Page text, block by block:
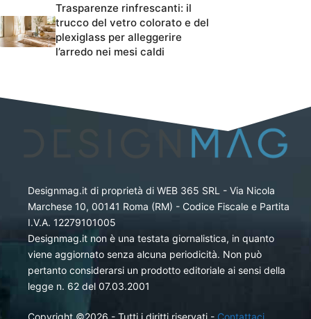
Trasparenze rinfrescanti: il
trucco del vetro colorato e del
plexiglass per alleggerire
l’arredo nei mesi caldi
Designmag.it di proprietà di WEB 365 SRL - Via Nicola
Marchese 10, 00141 Roma (RM) - Codice Fiscale e Partita
I.V.A. 12279101005
Designmag.it non è una testata giornalistica, in quanto
viene aggiornato senza alcuna periodicità. Non può
pertanto considerarsi un prodotto editoriale ai sensi della
legge n. 62 del 07.03.2001
Copyright ©2026 - Tutti i diritti riservati - Contattaci